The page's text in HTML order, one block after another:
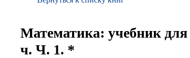
Математика: учебник для
ч. Ч. 1. *